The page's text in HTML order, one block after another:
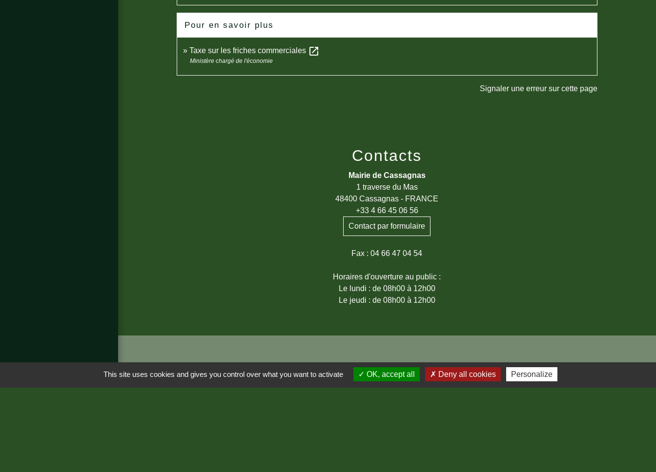
Pour en savoir plus
Taxe sur les friches commerciales open_in_new
Ministère chargé de l'économie
Signaler une erreur sur cette page
Contacts
Mairie de Cassagnas
1 traverse du Mas
48400 Cassagnas - FRANCE
+33 4 66 45 06 56
Contact par formulaire
Fax : 04 66 47 04 54
Horaires d'ouverture au public :
Le lundi : de 08h00 à 12h00
Le jeudi : de 08h00 à 12h00
Liens
This site uses cookies and gives you control over what you want to activate OK, accept all Deny all cookies Personalize